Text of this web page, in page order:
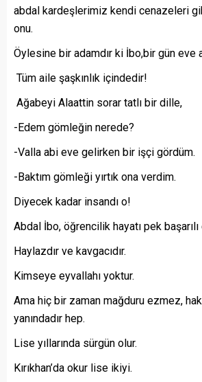
abdal kardeşlerimiz kendi cenazeleri
onu.
Öylesine bir adamdır ki İbo,bir gün eve
Tüm aile şaşkınlık içindedir!
Ağabeyi Alaattin sorar tatlı bir dille,
-Edem gömleğin nerede?
-Valla abi eve gelirken bir işçi gördüm.
-Baktım gömleği yırtık ona verdim.
Diyecek kadar insandı o!
Abdal İbo, öğrencilik hayatı pek
Haylazdır ve kavgacıdır.
Kimseye eyvallahı yoktur.
Ama hiç bir zaman mağduru ezmez,
yanındadır hep.
Lise yıllarında sürgün olur.
Kırıkhan’da okur lise ikiyi.